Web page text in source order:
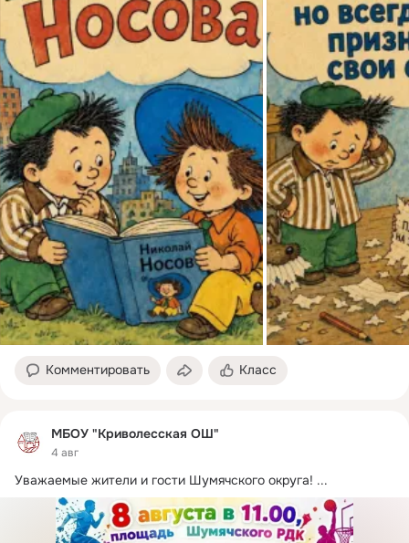
Комментировать Класс
МБОУ "Криволесская ОШ"
4 авг
Уважаемые жители и гости Шумячского округа! ...